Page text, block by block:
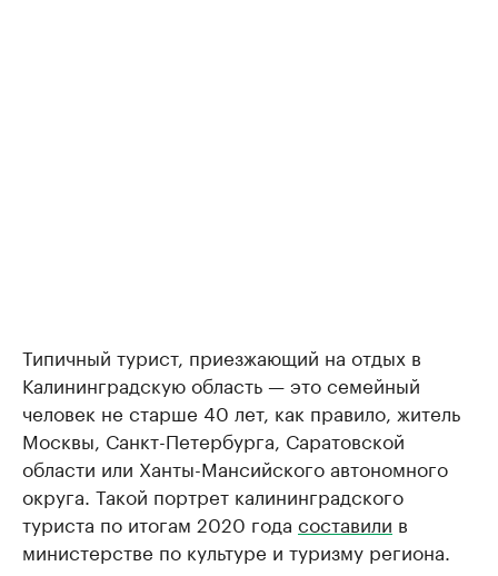
Типичный турист, приезжающий на отдых в
Калининградскую область — это семейный
человек не старше 40 лет, как правило, житель
Москвы, Санкт-Петербурга, Саратовской
области или Ханты-Мансийского автономного
округа. Такой портрет калининградского
туриста по итогам 2020 года составили в
министерстве по культуре и туризму региона.